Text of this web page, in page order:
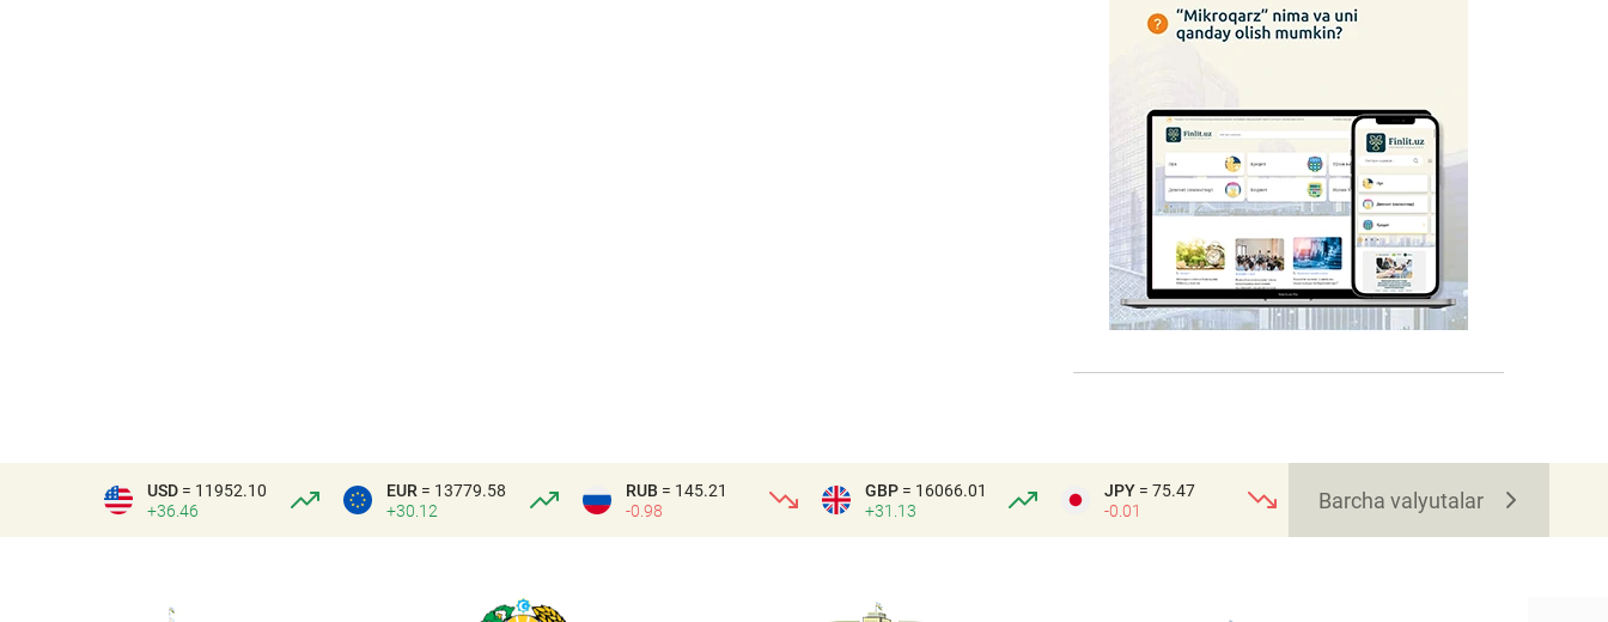
USD = 11952.10
+36.46
EUR = 13779.58
+30.12
RUB = 145.21
-0.98
GBP = 16066.01
+31.13
JPY = 75.47
-0.01
Barcha valyutalar